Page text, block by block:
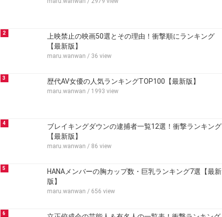
2
上映禁止の映画50選とその理由！衝撃順にランキング
【最新版】
maru.wanwan / 36 view
3 歴代AV女優の人気ランキングTOP100【最新版】
maru.wanwan / 1993 view
4
ブレイキングダウンの逮捕者一覧12選！衝撃ランキング
【最新版】
maru.wanwan / 86 view
5
HANAメンバーの胸カップ数・巨乳ランキング7選【最新
版】
maru.wanwan / 656 view
6